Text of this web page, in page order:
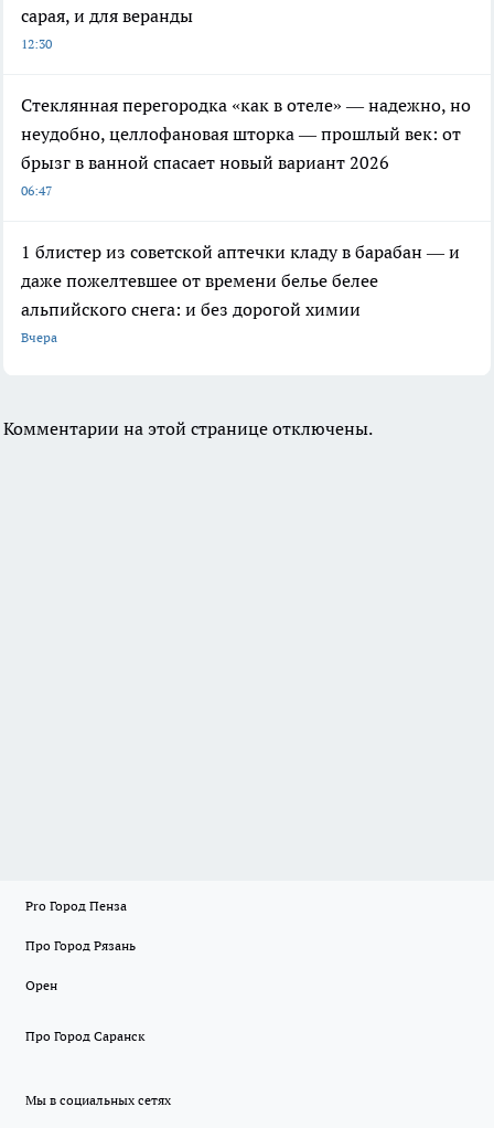
сарая, и для веранды
12:30
Стеклянная перегородка «как в отеле» — надежно, но
неудобно, целлофановая шторка — прошлый век: от
брызг в ванной спасает новый вариант 2026
06:47
1 блистер из советской аптечки кладу в барабан — и
даже пожелтевшее от времени белье белее
альпийского снега: и без дорогой химии
Вчера
Комментарии на этой странице отключены.
Pro Город Пенза
Про Город Рязань
Орен
Про Город Саранск
Мы в социальных сетях